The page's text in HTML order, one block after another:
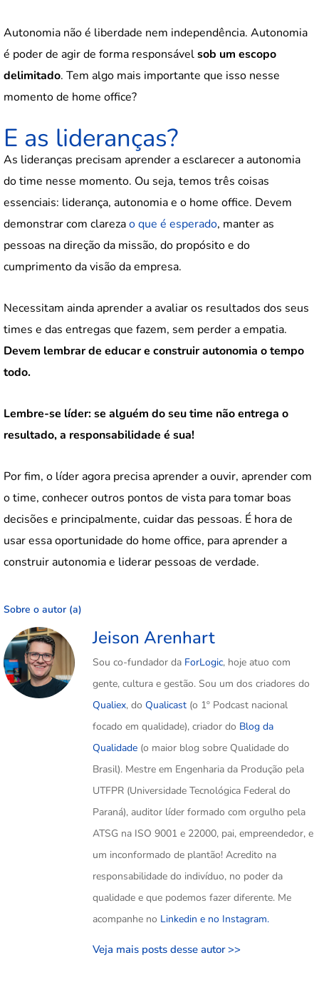
Autonomia não é liberdade nem independência. Autonomia
é poder de agir de forma responsávelsob um escopo
delimitado. Tem algo mais importante que isso nesse
momento de home office?
E as lideranças?
As lideranças precisam aprender a esclarecer a autonomia
do time nesse momento. Ou seja, temos três coisas
essenciais: liderança, autonomia e o home office. Devem
demonstrar com clarezao que é esperado, manter as
pessoas na direção da missão, do propósito e do
cumprimento da visão da empresa.
Necessitam ainda aprender a avaliar os resultados dos seus
times e das entregas que fazem, sem perder a empatia.
Devem lembrar de educar e construir autonomia o tempo
todo.
Lembre-se líder: se alguém do seu time não entrega o
resultado, a responsabilidade é sua!
Por fim, o líder agora precisa aprender a ouvir, aprender com
o time, conhecer outros pontos de vista para tomar boas
decisões e principalmente, cuidar das pessoas. É hora de
usar essa oportunidade do home office, para aprender a
construir autonomia e liderar pessoas de verdade.
Sobre o autor (a)
Jeison Arenhart
Sou co-fundador da ForLogic, hoje atuo com
gente, cultura e gestão. Sou um dos criadores do
Qualiex, do Qualicast (o 1º Podcast nacional
focado em qualidade), criador do Blog da
Qualidade (o maior blog sobre Qualidade do
Brasil). Mestre em Engenharia da Produção pela
UTFPR (Universidade Tecnológica Federal do
Paraná), auditor líder formado com orgulho pela
ATSG na ISO 9001 e 22000, pai, empreendedor, e
um inconformado de plantão! Acredito na
responsabilidade do indivíduo, no poder da
qualidade e que podemos fazer diferente. Me
acompanhe no Linkedin e no Instagram.
Veja mais posts desse autor >>